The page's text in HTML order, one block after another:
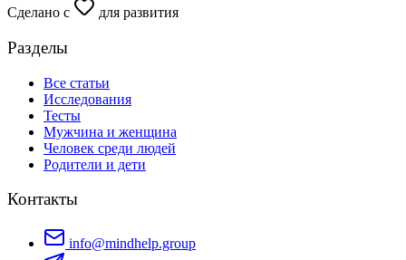
Сделано с для развития
Разделы
Все статьи
Исследования
Тесты
Мужчина и женщина
Человек среди людей
Родители и дети
Контакты
info@mindhelp.group